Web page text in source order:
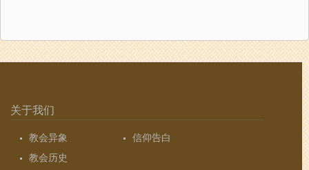
关于我们
教会异象
信仰告白
教会历史